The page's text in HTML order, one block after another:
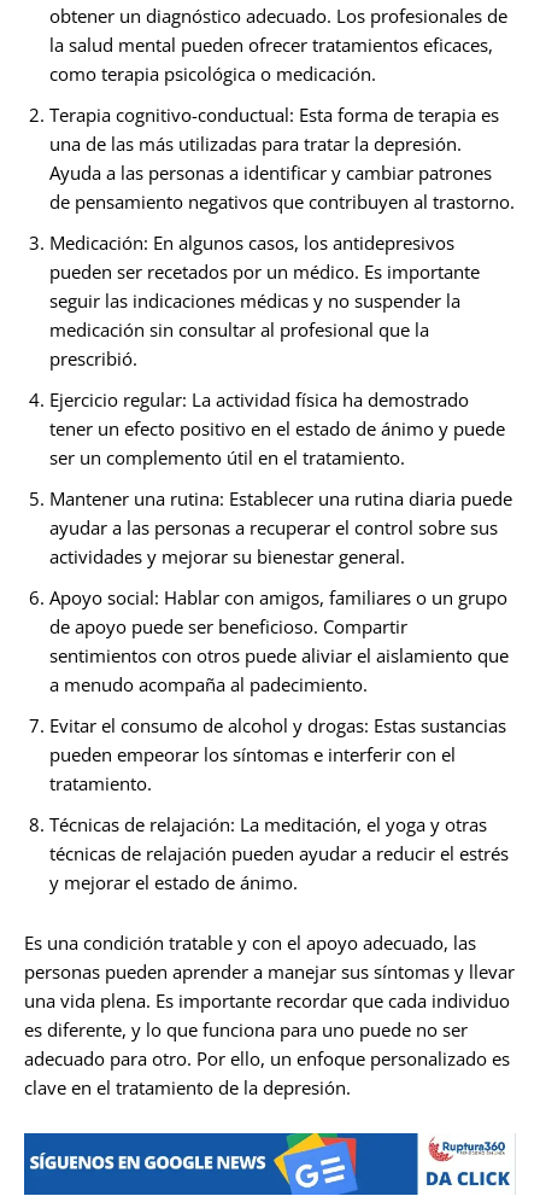
obtener un diagnóstico adecuado. Los profesionales de
la salud mental pueden ofrecer tratamientos eficaces,
como terapia psicológica o medicación.
Terapia cognitivo-conductual: Esta forma de terapia es
una de las más utilizadas para tratar la depresión.
Ayuda a las personas a identificar y cambiar patrones
de pensamiento negativos que contribuyen al trastorno.
Medicación: En algunos casos, los antidepresivos
pueden ser recetados por un médico. Es importante
seguir las indicaciones médicas y no suspender la
medicación sin consultar al profesional que la
prescribió.
Ejercicio regular: La actividad física ha demostrado
tener un efecto positivo en el estado de ánimo y puede
ser un complemento útil en el tratamiento.
Mantener una rutina: Establecer una rutina diaria puede
ayudar a las personas a recuperar el control sobre sus
actividades y mejorar su bienestar general.
Apoyo social: Hablar con amigos, familiares o un grupo
de apoyo puede ser beneficioso. Compartir
sentimientos con otros puede aliviar el aislamiento que
a menudo acompaña al padecimiento.
Evitar el consumo de alcohol y drogas: Estas sustancias
pueden empeorar los síntomas e interferir con el
tratamiento.
Técnicas de relajación: La meditación, el yoga y otras
técnicas de relajación pueden ayudar a reducir el estrés
y mejorar el estado de ánimo.
Es una condición tratable y con el apoyo adecuado, las
personas pueden aprender a manejar sus síntomas y llevar
una vida plena. Es importante recordar que cada individuo
es diferente, y lo que funciona para uno puede no ser
adecuado para otro. Por ello, un enfoque personalizado es
clave en el tratamiento de la depresión.